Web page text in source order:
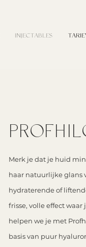
INJECTABLES
Merk je dat je huid
haar natuurlijke glans
hydraterende of
frisse, volle effect waar
helpen we je met
basis van puur